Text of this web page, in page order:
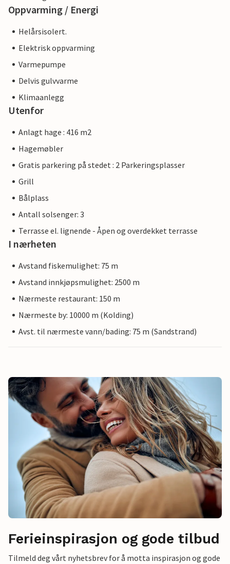
Oppvarming / Energi
Helårsisolert.
Elektrisk oppvarming
Varmepumpe
Delvis gulvvarme
Klimaanlegg
Utenfor
Anlagt hage : 416 m2
Hagemøbler
Gratis parkering på stedet : 2 Parkeringsplasser
Grill
Bålplass
Antall solsenger: 3
Terrasse el. lignende - Åpen og overdekket terrasse
I nærheten
Avstand fiskemulighet: 75 m
Avstand innkjøpsmulighet: 2500 m
Nærmeste restaurant: 150 m
Nærmeste by: 10000 m (Kolding)
Avst. til nærmeste vann/bading: 75 m (Sandstrand)
Ferieinspirasjon og gode tilbud
Tilmeld deg vårt nyhetsbrev for å motta inspirasjon og gode